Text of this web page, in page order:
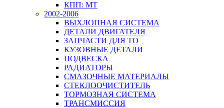
КПП: MT
2002-2006
ВЫХЛОПНАЯ СИСТЕМА
ДЕТАЛИ ДВИГАТЕЛЯ
ЗАПЧАСТИ ДЛЯ ТО
КУЗОВНЫЕ ДЕТАЛИ
ПОДВЕСКА
РАДИАТОРЫ
СМАЗОЧНЫЕ МАТЕРИАЛЫ
СТЕКЛООЧИСТИТЕЛЬ
ТОРМОЗНАЯ СИСТЕМА
ТРАНСМИССИЯ